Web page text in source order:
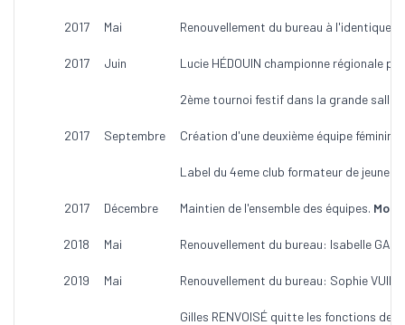
2017 Mai Renouvellement du bureau à l'identique.
2017 Juin Lucie HÉDOUIN championne régionale
2ème tournoi festif dans la grande salle
2017 Septembre Création d'une deuxième équipe féminine
Label du 4eme club formateur de
2017 Décembre Maintien de l'ensemble des équipes.
2018 Mai Renouvellement du bureau: Isabelle
2019 Mai Renouvellement du bureau: Sophie
Gilles RENVOISÉ quitte les fonctions de